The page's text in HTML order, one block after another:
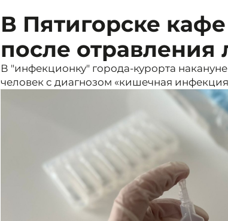
В Пятигорске
после отравления
В "инфекционку" города-курорта
человек с диагнозом «кишечная